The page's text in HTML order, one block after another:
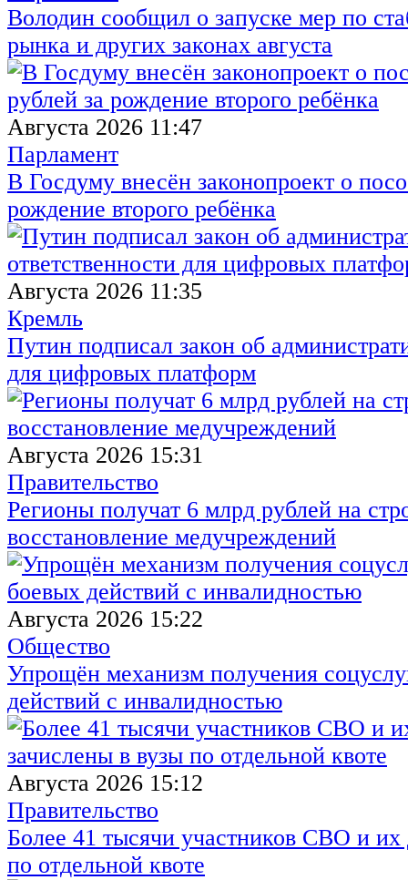
Володин сообщил о запуске мер по
рынка и других законах августа
Августа 2026 11:47
Парламент
В Госдуму внесён законопроект о
рождение второго ребёнка
Августа 2026 11:35
Кремль
Путин подписал закон об
для цифровых платформ
Августа 2026 15:31
Правительство
Регионы получат 6 млрд рублей на
восстановление медучреждений
Августа 2026 15:22
Общество
Упрощён механизм получения
действий с инвалидностью
Августа 2026 15:12
Правительство
Более 41 тысячи участников СВО и их
по отдельной квоте